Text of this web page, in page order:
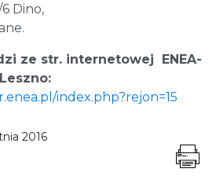
Dino,
ze str. internetowej ENEA-
index.php?rejon=15
2016